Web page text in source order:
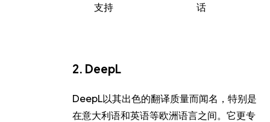
支持
话
2. DeepL
DeepL以其出色的翻译质量而闻名，特别是
在意大利语和英语等欧洲语言之间。它更专